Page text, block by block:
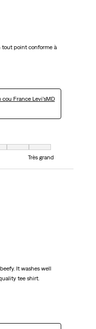
tout point conforme à
France Levi’sMD
et 7 est égal à Très grand
Très grand
It washes well
tee shirt.